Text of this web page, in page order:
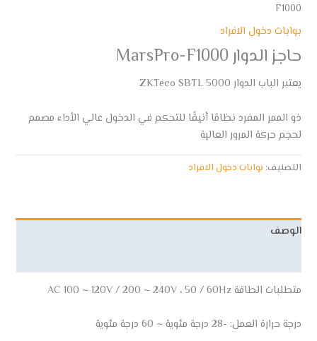
F1000
بوابات دخول الافراد
حاجز الدوار MarsPro-F1000
يعتبر الباب الدوار ZKTeco SBTL 5000
ذو الممر المفرد نظامًا أنيقًا للتحكم في الدخول عالي الأداء مصمم
لحجم حركة المرور العالية
التصنيف: بوابات دخول الافراد
الوصف
متطلبات الطاقة AC 100 ~ 120V / 200 ~ 240V ، 50 / 60Hz
درجة حرارة العمل: -28 درجة مئوية ~ 60 درجة مئوية